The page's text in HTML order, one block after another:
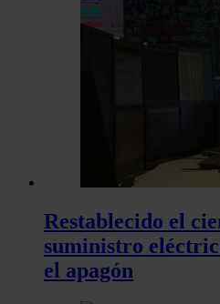
Restablecido el
suministro
el apagón